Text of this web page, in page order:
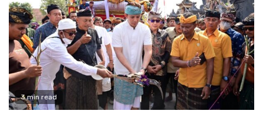
3 min read